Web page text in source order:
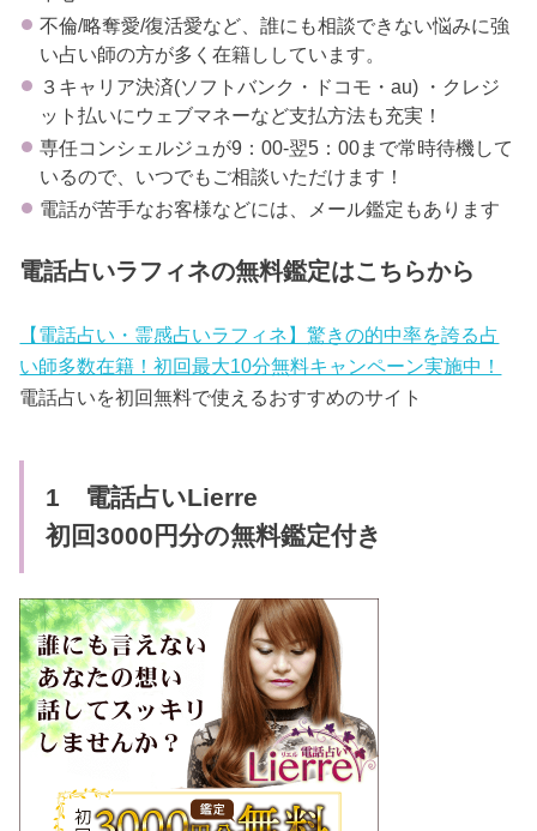
不倫/略奪愛/復活愛など、誰にも相談できない悩みに強
い占い師の方が多く在籍ししています。
３キャリア決済(ソフトバンク・ドコモ・au) ・クレジ
ット払いにウェブマネーなど支払方法も充実！
専任コンシェルジュが9：00-翌5：00まで常時待機して
いるので、いつでもご相談いただけます！
電話が苦手なお客様などには、メール鑑定もあります
電話占いラフィネの無料鑑定はこちらから
【電話占い・霊感占いラフィネ】驚きの的中率を誇る占
い師多数在籍！初回最大10分無料キャンペーン実施中！
電話占いを初回無料で使えるおすすめのサイト
1 電話占いLierre
初回3000円分の無料鑑定付き